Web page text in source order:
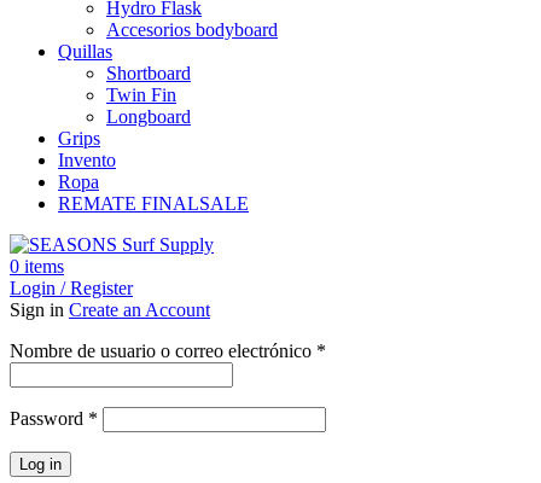
Hydro Flask
Accesorios bodyboard
Quillas
Shortboard
Twin Fin
Longboard
Grips
Invento
Ropa
REMATE FINALSALE
0 items
Login / Register
Sign in Create an Account
Nombre de usuario o correo electrónico *
Password *
Log in